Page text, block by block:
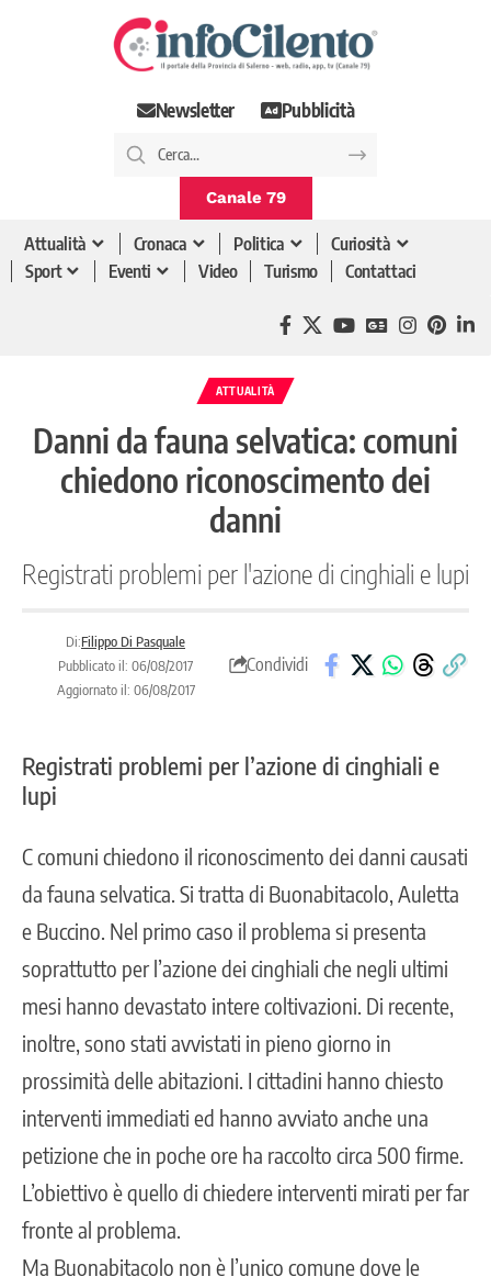
Newsletter Pubblicità
Canale 79
Attualità Cronaca Politica
Curiosità
Sport
Eventi Video Turismo Contattaci
ATTUALITÀ
Danni da fauna selvatica: comuni
chiedono riconoscimento dei
danni
Registrati problemi per l'azione di cinghiali e lupi
Di:Filippo Di Pasquale
Pubblicato il: 06/08/2017
Aggiornato il: 06/08/2017
Condividi
Registrati problemi per l’azione di cinghiali e
lupi
C comuni chiedono il riconoscimento dei danni causati
da fauna selvatica. Si tratta di Buonabitacolo, Auletta
e Buccino. Nel primo caso il problema si presenta
soprattutto per l’azione dei cinghiali che negli ultimi
mesi hanno devastato intere coltivazioni. Di recente,
inoltre, sono stati avvistati in pieno giorno in
prossimità delle abitazioni. I cittadini hanno chiesto
interventi immediati ed hanno avviato anche una
petizione che in poche ore ha raccolto circa 500 firme.
L’obiettivo è quello di chiedere interventi mirati per far
fronte al problema.
Ma Buonabitacolo non è l’unico comune dove le